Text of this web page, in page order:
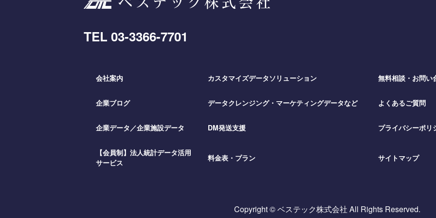
TEL 03-3366-7701
会社案内
企業ブログ
企業データ／企業施設データ
【会員制】法人統計データ活用
サービス
カスタマイズデータソリューション
データクレンジング・マーケティングデータなど
DM発送支援
料金表・プラン
無料相談・お問い
よくあるご質問
プライバシーポリ
サイトマップ
Copyright © ベステック株式会社 All Rights Reserved.